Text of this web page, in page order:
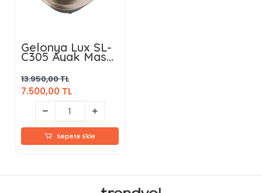
Gelonya Lux SL-
C305 Ayak Masaj
Aleti
13.950,00 TL
7.500,00 TL
Sepete Ekle